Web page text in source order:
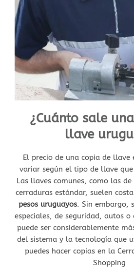
¿Cuánto sale
llave
El precio de una copia de llave
variar según el tipo de llave que
Las llaves comunes, como las
cerraduras estándar, suelen
pesos uruguayos. Sin embargo,
especiales, de seguridad, autos
puede ser considerablemente
del sistema y la tecnología que
puedes hacer copias en la
Shopping